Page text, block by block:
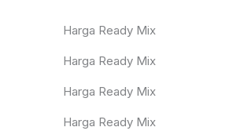
Harga Ready Mix
Harga Ready Mix
Harga Ready Mix
Harga Ready Mix